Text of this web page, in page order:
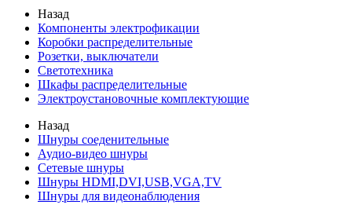
Назад
Компоненты электрофикации
Коробки распределительные
Розетки, выключатели
Светотехника
Шкафы распределительные
Электроустановочные комплектующие
Назад
Шнуры соеденительные
Аудио-видео шнуры
Сетевые шнуры
Шнуры HDMI,DVI,USB,VGA,TV
Шнуры для видеонаблюдения